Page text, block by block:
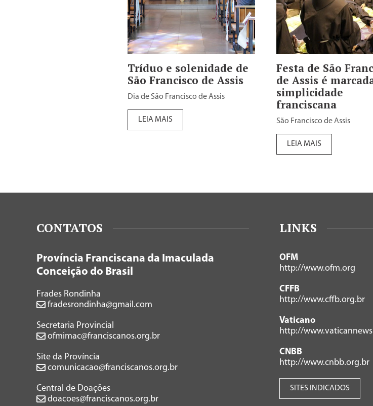
Tríduo e solenidade de
São Francisco de Assis
Dia de São Francisco de Assis
LEIA MAIS
Festa de São
de Assis é
simplicidade
franciscana
São Francisco de Assis
LEIA MAIS
CONTATOS
Província Franciscana da Imaculada
Conceição do Brasil
Frades Rondinha
fradesrondinha@gmail.com
Secretaria Provincial
ofmimac@franciscanos.org.br
Site da Província
comunicacao@franciscanos.org.br
Central de Doações
doacoes@franciscanos.org.br
LINKS
OFM
http://www.ofm.org
CFFB
http://www.cffb.org.br
Vaticano
http://
CNBB
http://www.cnbb.org.br
SITES INDICADOS